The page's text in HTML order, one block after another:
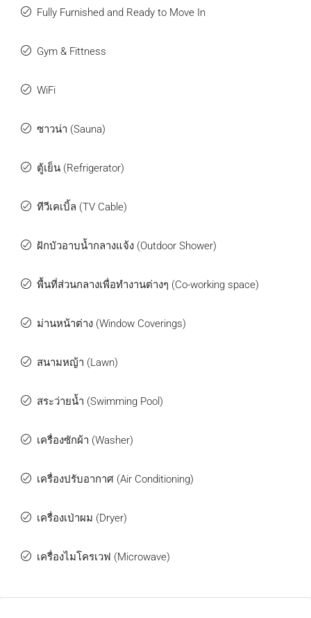
Fully Furnished and Ready to Move In
Gym & Fittness
WiFi
ซาวน่า (Sauna)
ตู้เย็น (Refrigerator)
ทีวีเคเบิ้ล (TV Cable)
ฝักบัวอาบน้ำกลางแจ้ง (Outdoor Shower)
พื้นที่ส่วนกลางเพื่อทำงานต่างๆ (Co-working space)
ม่านหน้าต่าง (Window Coverings)
สนามหญ้า (Lawn)
สระว่ายน้ำ (Swimming Pool)
เครื่องซักผ้า (Washer)
เครื่องปรับอากาศ (Air Conditioning)
เครื่องเป่าผม (Dryer)
เครื่องไมโครเวฟ (Microwave)